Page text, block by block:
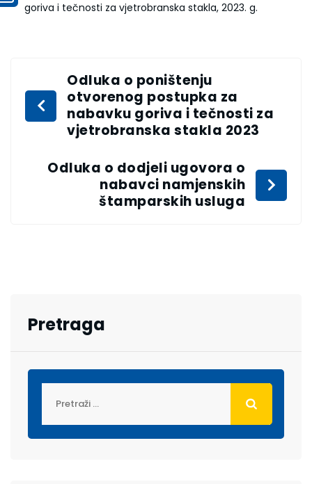
goriva i tečnosti za vjetrobranska stakla, 2023. g.
Odluka o poništenju
otvorenog postupka za
nabavku goriva i tečnosti za
vjetrobranska stakla 2023
Odluka o dodjeli ugovora o
nabavci namjenskih
štamparskih usluga
Pretraga